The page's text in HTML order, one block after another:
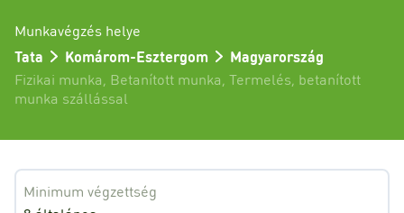
Munkavégzés helye
Tata
Komárom-Esztergom
Magyarország
Fizikai munka Betanított munka Termelés betanított
munka szállással
Minimum végzettség